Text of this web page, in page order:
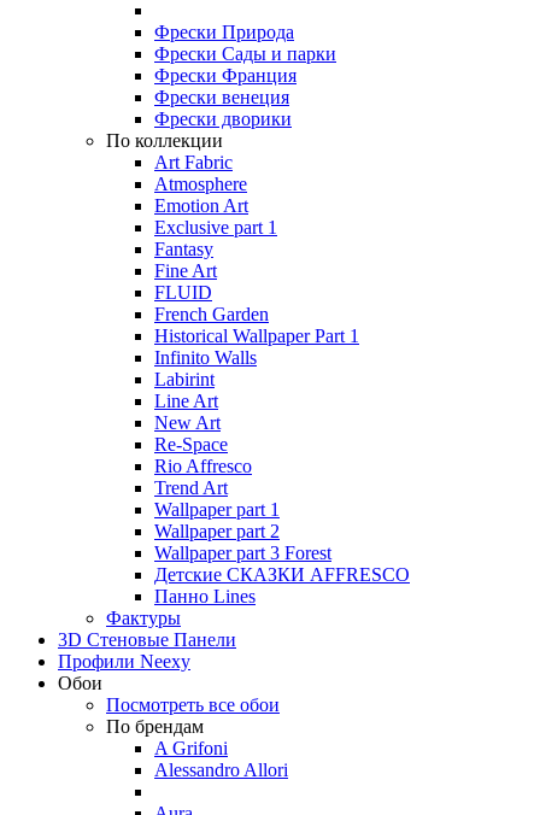
Фрески Природа
Фрески Сады и парки
Фрески Франция
Фрески венеция
Фрески дворики
По коллекции
Art Fabric
Atmosphere
Emotion Art
Exclusive part 1
Fantasy
Fine Art
FLUID
French Garden
Historical Wallpaper Part 1
Infinito Walls
Labirint
Line Art
New Art
Re-Space
Rio Affresco
Trend Art
Wallpaper part 1
Wallpaper part 2
Wallpaper part 3 Forest
Детские СКАЗКИ AFFRESCO
Панно Lines
Фактуры
3D Стеновые Панели
Профили Neexy
Обои
Посмотреть все обои
По брендам
A Grifoni
Alessandro Allori